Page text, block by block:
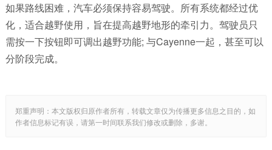
如果路线困难，汽车必须保持容易驾驶。所有系统都经过优
化，适合越野使用，旨在提高越野地形的牵引力。驾驶员只
需按一下按钮即可调出越野功能; 与Cayenne一起，甚至可以
分阶段完成。
郑重声明：本文版权归原作者所有，转载文章仅为传播更多信息之目的，如
作者信息标记有误，请第一时间联系我们修改或删除，多谢。